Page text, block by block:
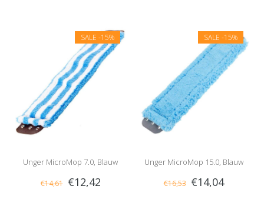
SALE -15%
Unger MicroMop 7.0, Blauw
€14,61 €12,42
SALE -15%
Unger MicroMop 15.0, Blauw
€16,53 €14,04